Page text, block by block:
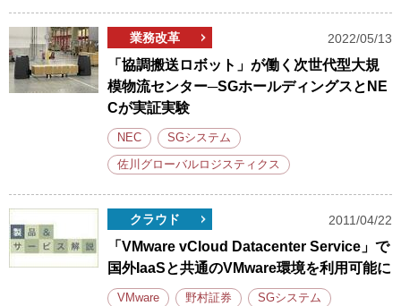
業務改革 2022/05/13
「協調搬送ロボット」が働く次世代型大規
模物流センター─SGホールディングスとNE
Cが実証実験
NEC SGシステム
佐川グローバルロジスティクス
クラウド 2011/04/22
「VMware vCloud Datacenter Service」で
国外IaaSと共通のVMware環境を利用可能に
VMware 野村証券 SGシステム